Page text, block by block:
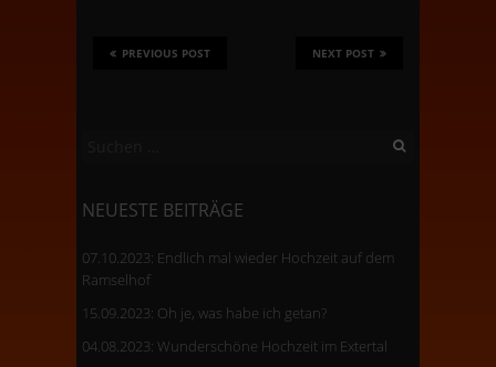
NEXT POST
PREVIOUS POST
NEUESTE BEITRÄGE
07.10.2023: Endlich mal wieder Hochzeit auf dem
Ramselhof
15.09.2023: Oh je, was habe ich getan?
04.08.2023: Wunderschöne Hochzeit im Extertal